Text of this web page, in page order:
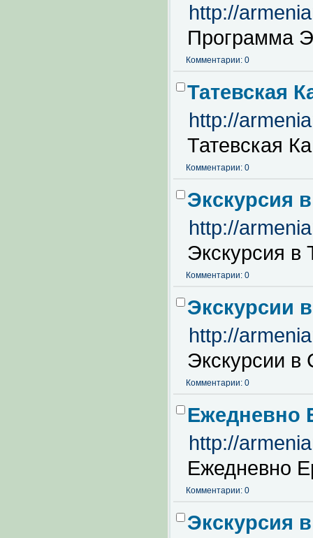
http://
Программа
Комментарии: 0
Татевская
http://
Татевская
Комментарии: 0
Экскурсия
http://
Экскурсия в
Комментарии: 0
Экскурсии
http://
Экскурсии
Комментарии: 0
Ежедневно
http://
Ежедневно
Комментарии: 0
Экскурсия